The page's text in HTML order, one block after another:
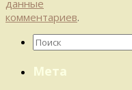
данные
комментариев.
Найти:
Мета